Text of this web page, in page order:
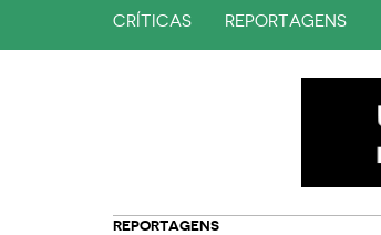
CRÍTICAS REPORTAGENS
REPORTAGENS